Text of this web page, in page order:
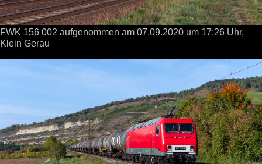
FWK 156 002 aufgenommen am 07.09.2020 um 17:26 Uhr,
Klein Gerau